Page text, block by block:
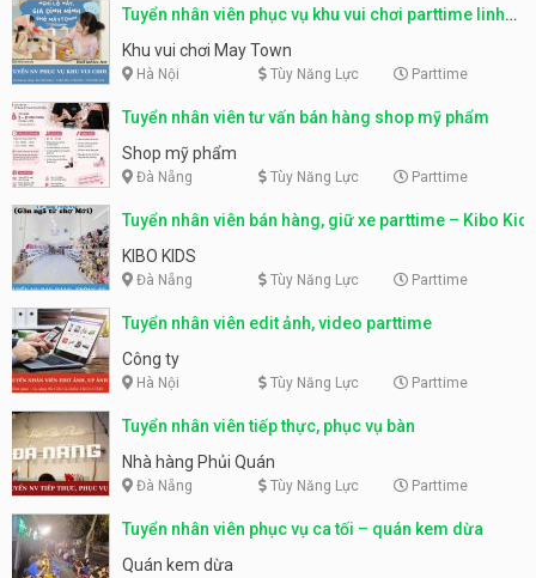
Tuyển nhân viên phục vụ khu vui chơi parttime linh
động
Khu vui chơi May Town
Hà Nội Tùy Năng Lực Parttime
Tuyển nhân viên tư vấn bán hàng shop mỹ phẩm
Shop mỹ phẩm
Đà Nẵng Tùy Năng Lực Parttime
Tuyển nhân viên bán hàng, giữ xe parttime – Kibo Kid
KIBO KIDS
Đà Nẵng Tùy Năng Lực Parttime
Tuyển nhân viên edit ảnh, video parttime
Công ty
Hà Nội Tùy Năng Lực Parttime
Tuyển nhân viên tiếp thực, phục vụ bàn
Nhà hàng Phủi Quán
Đà Nẵng Tùy Năng Lực Parttime
Tuyển nhân viên phục vụ ca tối – quán kem dừa
Quán kem dừa